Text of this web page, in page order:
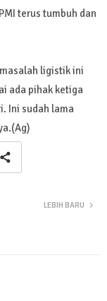
terus tumbuh dan
ligistik ini
ada pihak ketiga
Ini sudah lama
LEBIH BARU